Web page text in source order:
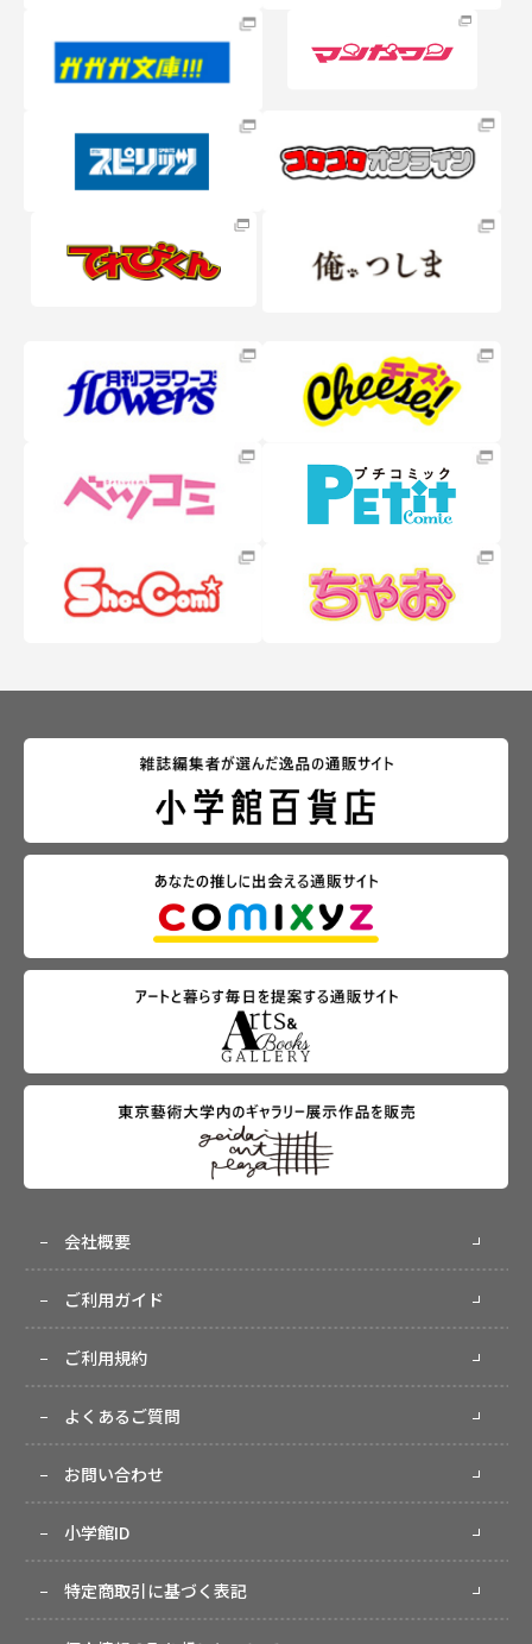
会社概要
ご利用ガイド
ご利用規約
よくあるご質問
お問い合わせ
小学館ID
特定商取引に基づく表記